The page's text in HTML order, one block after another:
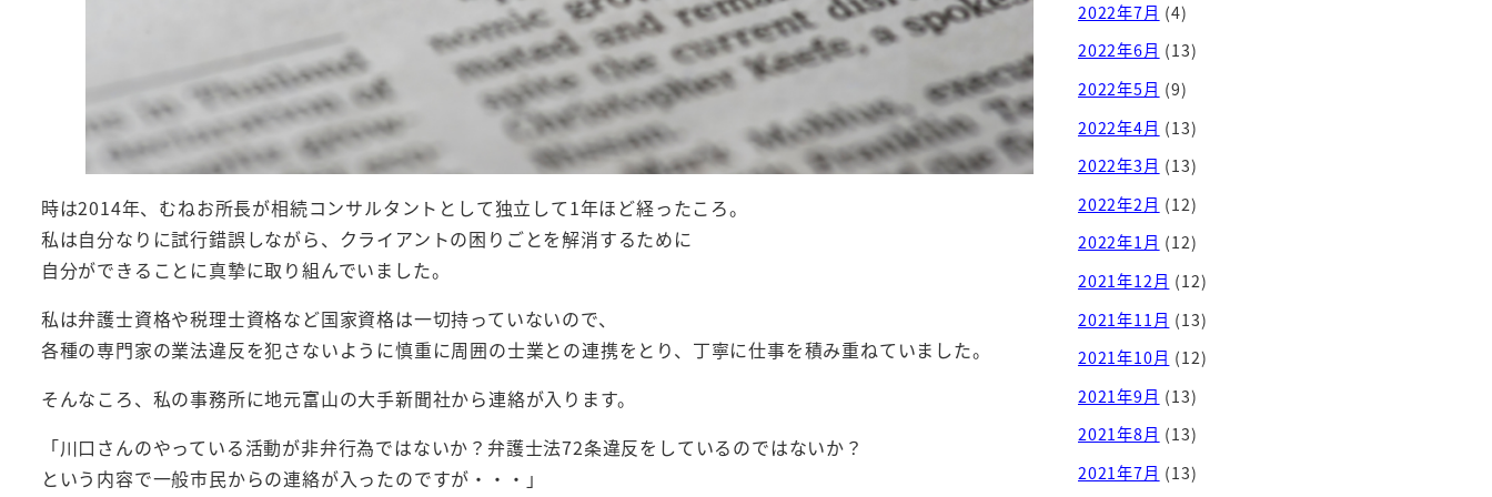
時は2014年、むねお所長が相続コンサルタントとして独立して1年ほど経ったころ。
私は自分なりに試行錯誤しながら、クライアントの困りごとを解消するために
自分ができることに真摯に取り組んでいました。
私は弁護士資格や税理士資格など国家資格は一切持っていないので、
各種の専門家の業法違反を犯さないように慎重に周囲の士業との連携をとり、丁寧に仕事を積み重ねていました。
そんなころ、私の事務所に地元富山の大手新聞社から連絡が入ります。
「川口さんのやっている活動が非弁行為ではないか？弁護士法72条違反をしているのではないか？
という内容で一般市民からの連絡が入ったのですが・・・」
2022年7月 (4)
2022年6月 (13)
2022年5月 (9)
2022年4月 (13)
2022年3月 (13)
2022年2月 (12)
2022年1月 (12)
2021年12月 (12)
2021年11月 (13)
2021年10月 (12)
2021年9月 (13)
2021年8月 (13)
2021年7月 (13)